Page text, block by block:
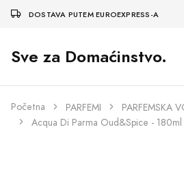
DOSTAVA PUTEM EUROEXPRESS-A
Sve za Domaćinstvo.
Početna PARFEMI
PARFEMSKA
Acqua Di Parma Oud&Spice - 180ml